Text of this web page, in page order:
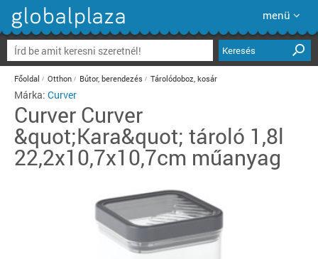
menü
Keresés
Főoldal Otthon Bútor, berendezés Tárolódoboz, kosár
Márka: Curver
Curver Curver
&quot;Kara&quot; tároló 1,8l
22,2x10,7x10,7cm műanyag